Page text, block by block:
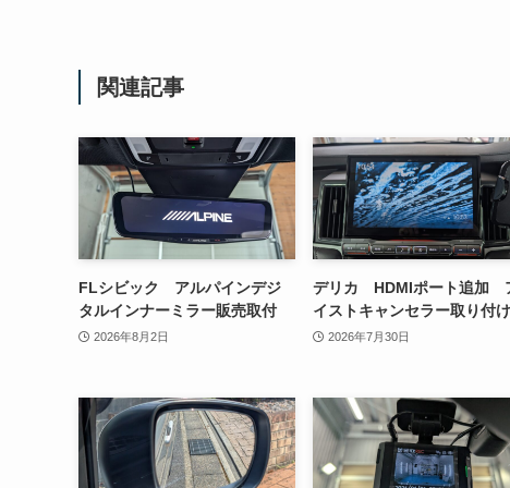
関連記事
FLシビック アルパインデジ
タルインナーミラー販売取付
2026年8月2日
デリカ HDMIポート追加
イストキャンセラー取り付け
2026年7月30日